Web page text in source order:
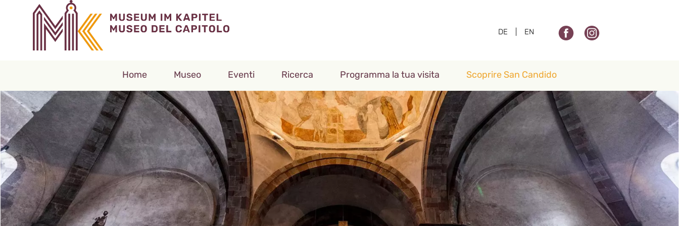
DE EN
Home Museo Eventi Ricerca Programma la tua visita Scoprire San Candido